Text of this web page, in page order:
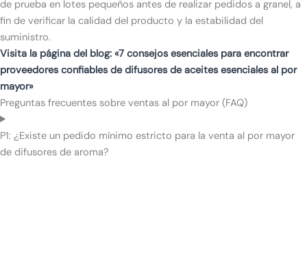
de prueba en lotes pequeños antes de realizar pedidos a granel, a
fin de verificar la calidad del producto y la estabilidad del
suministro.
Visita la página del blog: «7 consejos esenciales para encontrar
proveedores confiables de difusores de aceites esenciales al por
mayor»
Preguntas frecuentes sobre ventas al por mayor (FAQ)
P1: ¿Existe un pedido mínimo estricto para la venta al por mayor
de difusores de aroma?